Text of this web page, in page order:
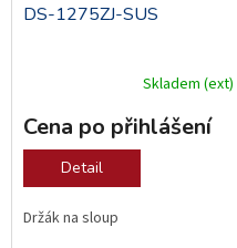
DS-1275ZJ-SUS
Skladem (ext)
Cena po přihlášení
Detail
Držák na sloup